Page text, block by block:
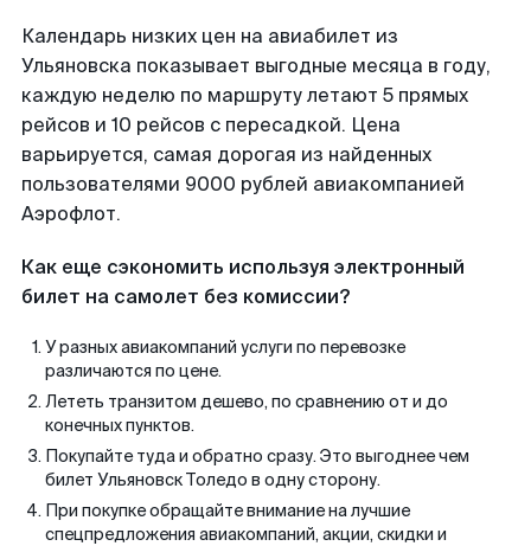
Календарь низких цен на авиабилет из
Ульяновска показывает выгодные месяца в году,
каждую неделю по маршруту летают 5 прямых
рейсов и 10 рейсов с пересадкой. Цена
варьируется, самая дорогая из найденных
пользователями 9000 рублей авиакомпанией
Аэрофлот.
Как еще сэкономить используя электронный
билет на самолет без комиссии?
У разных авиакомпаний услуги по перевозке
различаются по цене.
Лететь транзитом дешево, по сравнению от и до
конечных пунктов.
Покупайте туда и обратно сразу. Это выгоднее чем
билет Ульяновск Толедо в одну сторону.
При покупке обращайте внимание на лучшие
спецпредложения авиакомпаний, акции, скидки и